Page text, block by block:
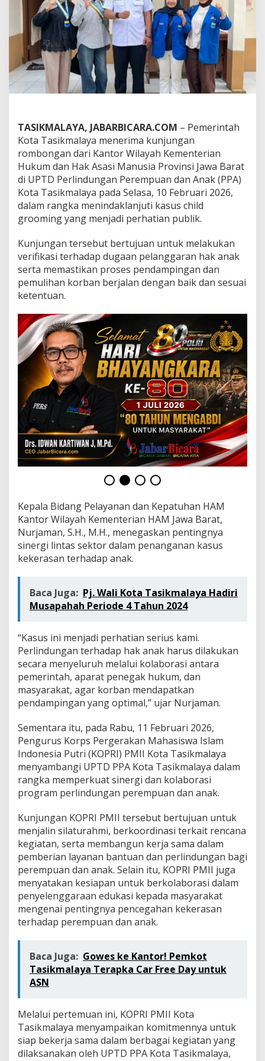
n
e
r
g
P
T
A
K
o
a
T
a
s
i
k
a
l
a
y
a
u
a
t
P
e
r
l
i
n
u
n
a
P
e
r
e
m
n
d
a
n
a
k
TASIKMALAYA, JABARBICARA.COM – Pemerintah
Kota Tasikmalaya menerima kunjungan
rombongan dari Kantor Wilayah Kementerian
Hukum dan Hak Asasi Manusia Provinsi Jawa Barat
di UPTD Perlindungan Perempuan dan Anak (PPA)
Kota Tasikmalaya pada Selasa, 10 Februari 2026,
dalam rangka menindaklanjuti kasus child
grooming yang menjadi perhatian publik.
Kunjungan tersebut bertujuan untuk melakukan
verifikasi terhadap dugaan pelanggaran hak anak
serta memastikan proses pendampingan dan
pemulihan korban berjalan dengan baik dan sesuai
ketentuan.
Kepala Bidang Pelayanan dan Kepatuhan HAM
Kantor Wilayah Kementerian HAM Jawa Barat,
Nurjaman, S.H., M.H., menegaskan pentingnya
sinergi lintas sektor dalam penanganan kasus
kekerasan terhadap anak.
Baca Juga: Pj. Wali Kota Tasikmalaya Hadiri
Musapahah Periode 4 Tahun 2024
“Kasus ini menjadi perhatian serius kami.
Perlindungan terhadap hak anak harus dilakukan
secara menyeluruh melalui kolaborasi antara
pemerintah, aparat penegak hukum, dan
masyarakat, agar korban mendapatkan
pendampingan yang optimal,” ujar Nurjaman.
Sementara itu, pada Rabu, 11 Februari 2026,
Pengurus Korps Pergerakan Mahasiswa Islam
Indonesia Putri (KOPRI) PMII Kota Tasikmalaya
menyambangi UPTD PPA Kota Tasikmalaya dalam
rangka memperkuat sinergi dan kolaborasi
program perlindungan perempuan dan anak.
Kunjungan KOPRI PMII tersebut bertujuan untuk
menjalin silaturahmi, berkoordinasi terkait rencana
kegiatan, serta membangun kerja sama dalam
pemberian layanan bantuan dan perlindungan bagi
perempuan dan anak. Selain itu, KOPRI PMII juga
menyatakan kesiapan untuk berkolaborasi dalam
penyelenggaraan edukasi kepada masyarakat
mengenai pentingnya pencegahan kekerasan
terhadap perempuan dan anak.
Baca Juga: Gowes ke Kantor! Pemkot
Tasikmalaya Terapka Car Free Day untuk
ASN
Melalui pertemuan ini, KOPRI PMII Kota
Tasikmalaya menyampaikan komitmennya untuk
siap bekerja sama dalam berbagai kegiatan yang
dilaksanakan oleh UPTD PPA Kota Tasikmalaya,